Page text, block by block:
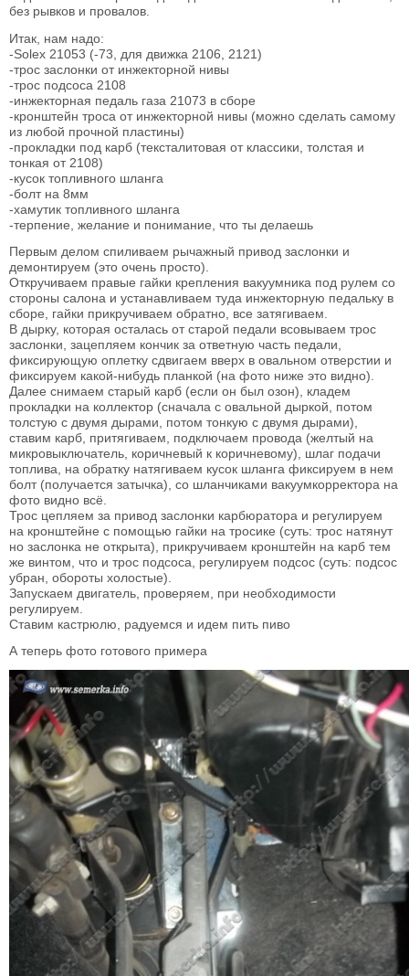
без рывков и провалов.
Итак, нам надо:
-Solex 21053 (-73, для движка 2106, 2121)
-трос заслонки от инжекторной нивы
-трос подсоса 2108
-инжекторная педаль газа 21073 в сборе
-кронштейн троса от инжекторной нивы (можно сделать самому
из любой прочной пластины)
-прокладки под карб (тексталитовая от классики, толстая и
тонкая от 2108)
-кусок топливного шланга
-болт на 8мм
-хамутик топливного шланга
-терпение, желание и понимание, что ты делаешь
Первым делом спиливаем рычажный привод заслонки и
демонтируем (это очень просто).
Откручиваем правые гайки крепления вакуумника под рулем со
стороны салона и устанавливаем туда инжекторную педальку в
сборе, гайки прикручиваем обратно, все затягиваем.
В дырку, которая осталась от старой педали всовываем трос
заслонки, зацепляем кончик за ответную часть педали,
фиксирующую оплетку сдвигаем вверх в овальном отверстии и
фиксируем какой-нибудь планкой (на фото ниже это видно).
Далее снимаем старый карб (если он был озон), кладем
прокладки на коллектор (сначала с овальной дыркой, потом
толстую с двумя дырами, потом тонкую с двумя дырами),
ставим карб, притягиваем, подключаем провода (желтый на
микровыключатель, коричневый к коричневому), шлаг подачи
топлива, на обратку натягиваем кусок шланга фиксируем в нем
болт (получается затычка), со шланчиками вакуумкорректора на
фото видно всё.
Трос цепляем за привод заслонки карбюратора и регулируем
на кронштейне с помощью гайки на тросике (суть: трос натянут
но заслонка не открыта), прикручиваем кронштейн на карб тем
же винтом, что и трос подсоса, регулируем подсос (суть: подсос
убран, обороты холостые).
Запускаем двигатель, проверяем, при необходимости
регулируем.
Ставим кастрюлю, радуемся и идем пить пиво
А теперь фото готового примера